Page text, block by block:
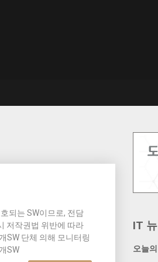
되는 SW이므로, 전담
저작권법 위반에 따라
SW 단체 의해 모니터링
SW
IT
오늘